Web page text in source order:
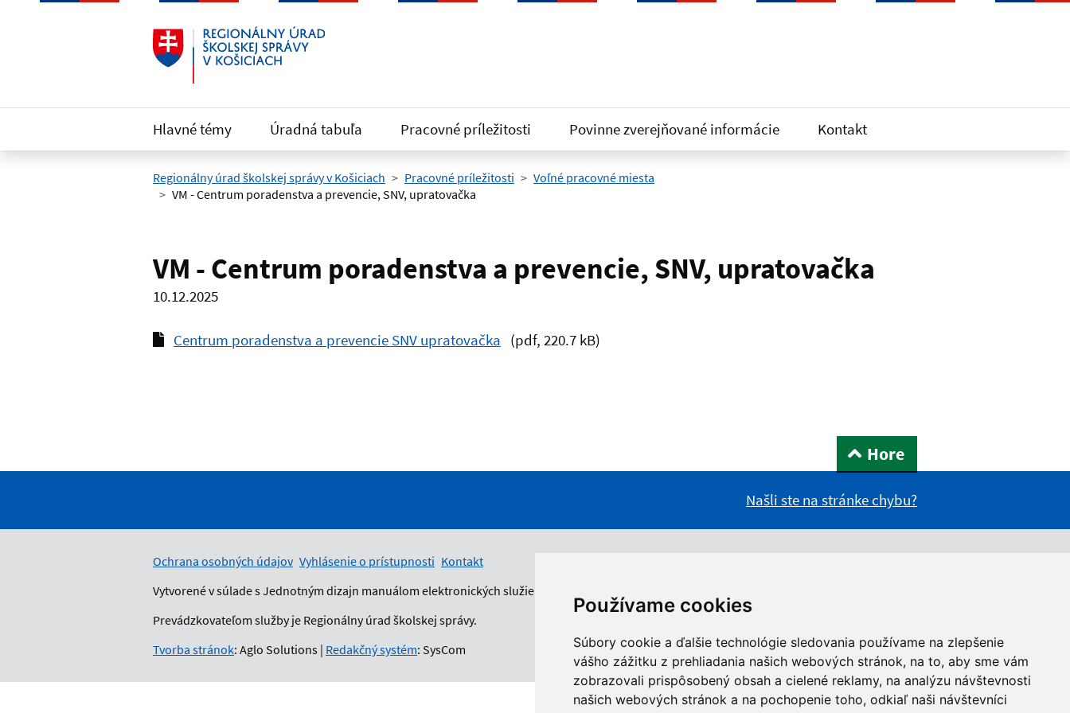
Používame cookies
Súbory cookie a ďalšie technológie sledovania používame na zlepšenie
vášho zážitku z prehliadania našich webových stránok, na to, aby sme vám
zobrazovali prispôsobený obsah a cielené reklamy, na analýzu návštevnosti
našich webových stránok a na pochopenie toho, odkiaľ naši návštevníci
Preskočiť na hlavný obsah
Hlavné témy Úradná tabuľa Pracovné príležitosti Povinne zverejňované informácie Kontakt
Regionálny úrad školskej správy v Košiciach Pracovné príležitosti
Voľné pracovné miesta
VM - Centrum poradenstva a prevencie, SNV, upratovačka
VM - Centrum poradenstva a prevencie, SNV, upratovačka
10.12.2025
Centrum poradenstva a prevencie SNV upratovačka (pdf, 220.7 kB)
Hore
Našli ste na stránke chybu?
Ochrana osobných údajov Vyhlásenie o prístupnosti Kontakt
Vytvorené v súlade s Jednotným dizajn manuálom elektronických služieb.
Prevádzkovateľom služby je Regionálny úrad školskej správy.
Tvorba stránok: Aglo Solutions | Redakčný systém: SysCom